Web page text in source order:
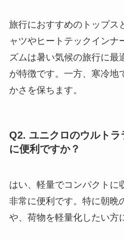
旅行におすすめのトップス
ャツやヒートテックインナ
ズムは暑い気候の旅行に最
が特徴です。一方、寒冷地
かさを保ちます。
Q2. ユニクロのウルト
に便利ですか？
はい、軽量でコンパクトに
非常に便利です。特に朝晩
や、荷物を軽量化したい方